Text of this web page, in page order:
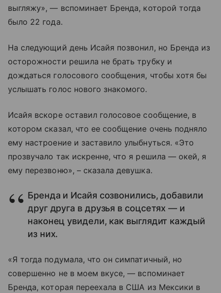
выгляжу», — вспоминает Бренда, которой тогда
было 22 года.
На следующий день Исайя позвонил, но Бренда из
осторожности решила не брать трубку и
дождаться голосового сообщения, чтобы хотя бы
услышать голос нового знакомого.
Исайя вскоре оставил голосовое сообщение, в
котором сказал, что ее сообщение очень подняло
ему настроение и заставило улыбнуться. «Это
прозвучало так искренне, что я решила — окей, я
ему перезвоню», – сказала девушка.
Бренда и Исайя созвонились, добавили
друг друга в друзья в соцсетях — и
наконец увидели, как выглядит каждый
из них.
«Я тогда подумала, что он симпатичный, но
совершенно не в моем вкусе, — вспоминает
Бренда, которая переехала в США из Мексики в